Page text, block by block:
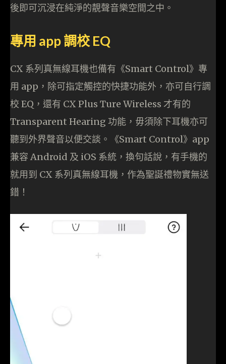
後即可沉浸在純淨的靚聲音樂空間之中。
專用 app 調校 EQ
CX 系列真無線耳機也備有《Smart Control》專
用 app，除可指定觸控的快捷功能外，亦可自行調
校 EQ，還有 CX Plus Ture Wireless 才有的
Transparent Hearing 功能，毋須除下耳機亦可
聽到外界聲音以便交談。《Smart Control》app
兼容 Android 及 iOS 系統，換句話說，有手機的
就用到 CX 系列真無線耳機，作為聖誕禮物實無送
錯！